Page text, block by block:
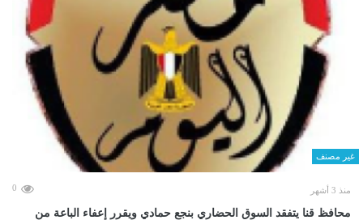
غير مصنف
منذ 3 أشهر 0
محافظ قنا يتفقد السوق الحضاري بنجع حمادي ويقرر إعفاء الباعة من